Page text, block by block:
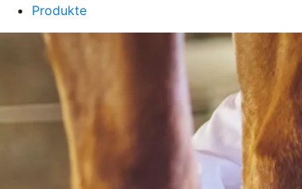
Produkte